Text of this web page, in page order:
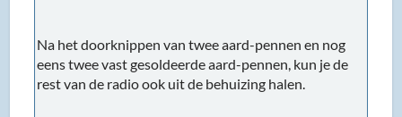
Na het doorknippen van twee aard-pennen en nog
eens twee vast gesoldeerde aard-pennen, kun je de
rest van de radio ook uit de behuizing halen.